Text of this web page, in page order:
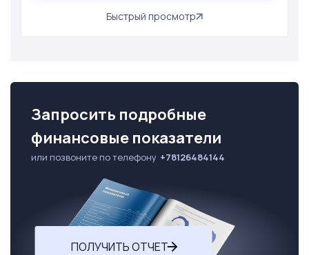
Быстрый просмотр
Запросить подробные
финансовые показатели
или позвоните по телефону +78126484144
ПОЛУЧИТЬ ОТЧЕТ